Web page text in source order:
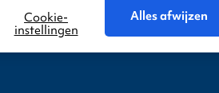
Cookie-
instellingen
Alles afwijzen